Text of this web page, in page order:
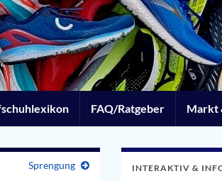
FAQ/Ratgeber Markt
Sprengung INTERAKTIV &